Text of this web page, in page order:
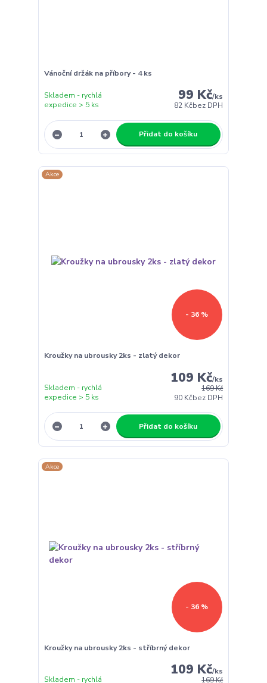
Vánoční držák na příbory - 4 ks
99 Kč/ks
82 Kčbez DPH
Skladem - rychlá
expedice > 5 ks
Přidat do košíku
Akce
- 36 %
Kroužky na ubrousky 2ks - zlatý dekor
169 Kč
109 Kč/ks
90 Kčbez DPH
Skladem - rychlá
expedice > 5 ks
Přidat do košíku
Akce
- 36 %
Kroužky na ubrousky 2ks - stříbrný dekor
169 Kč
109 Kč/ks
Skladem - rychlá